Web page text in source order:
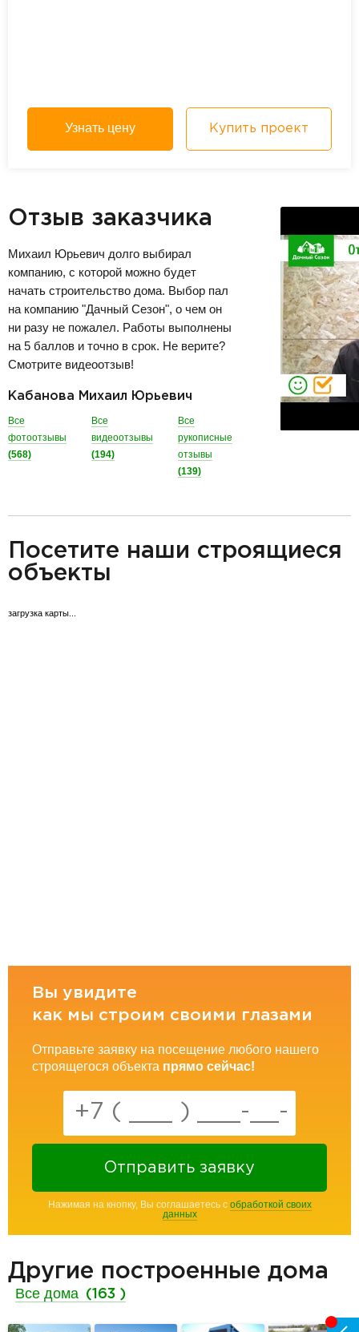
Узнать цену Купить проект
Отзыв заказчика
Михаил Юрьевич долго выбирал
компанию, с которой можно будет
начать строительство дома. Выбор пал
на компанию "Дачный Сезон", о чем он
ни разу не пожалел. Работы выполнены
на 5 баллов и точно в срок. Не верите?
Смотрите видеоотзыв!
Кабанова Михаил Юрьевич
Все
фотоотзывы
(568)
Все
видеоотзывы
(194)
Все
рукописные
отзывы
(139)
Посетите наши строящиеся
объекты
загрузка карты...
Вы увидите
как мы строим своими глазами
Отправьте заявку на посещение любого нашего
строящегося объекта прямо сейчас!
Отправить заявку
Нажимая на кнопку, Вы соглашаетесь с обработкой своих
данных
Другие построенные дома
Все дома (163 )